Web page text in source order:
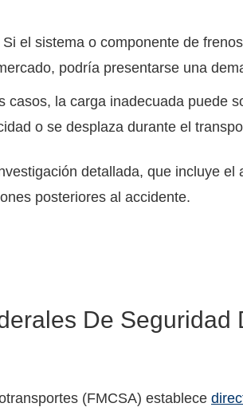
Si el sistema o componente de
podría presentarse una
casos, la carga inadecuada puede
o se desplaza durante el
detallada, que incluye
posteriores al accidente.
De Seguridad
(FMCSA) establece